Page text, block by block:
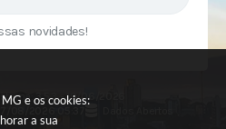
e os cookies:
a sua
novidades!
3.5.3 - 19/06/2026